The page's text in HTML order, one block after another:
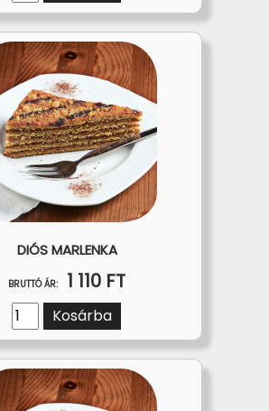
DIÓS MARLENKA
BRUTTÓ ÁR: 1 110 FT
Kosárba